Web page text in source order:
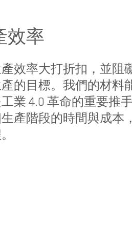
效率
效率大打折扣，並阻
的目標。我們的材料
業 4.0 革命的重要推手
產階段的時間與成本